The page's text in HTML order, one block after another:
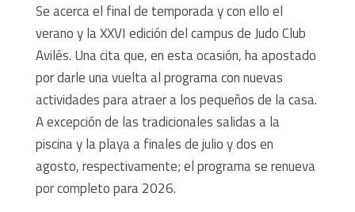
Se acerca el final de temporada y con ello el
verano y la XXVI edición del campus de Judo Club
Avilés. Una cita que, en esta ocasión, ha apostado
por darle una vuelta al programa con nuevas
actividades para atraer a los pequeños de la casa.
A excepción de las tradicionales salidas a la
piscina y la playa a finales de julio y dos en
agosto, respectivamente; el programa se renueva
por completo para 2026.